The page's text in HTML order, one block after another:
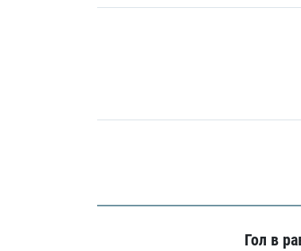
Гол в